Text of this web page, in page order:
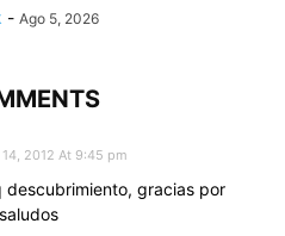
- Ago 5, 2026
2012 At 9:45 pm
gracias por